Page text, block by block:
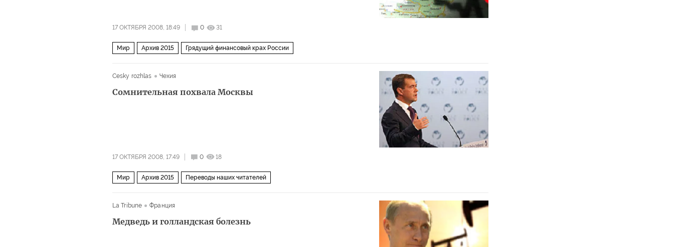
17 ОКТЯБРЯ 2008, 18:49 0 31
Мир Архив 2015 Грядущий финансовый крах России
Cesky rozhlas Чехия
Сомнительная похвала Москвы
17 ОКТЯБРЯ 2008, 17:49 0 18
Мир Архив 2015 Переводы наших читателей
La Tribune Франция
Медведь и голландская болезнь